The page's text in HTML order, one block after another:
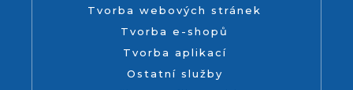
Tvorba webových stránek
Tvorba e-shopů
Tvorba aplikací
Ostatní služby